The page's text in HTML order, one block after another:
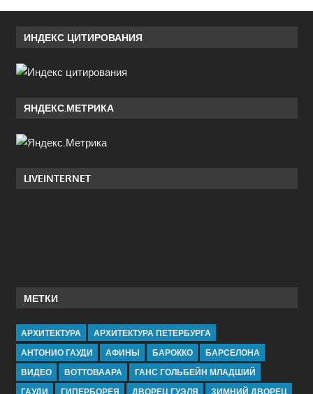
ИНДЕКС ЦИТИРОВАНИЯ
ЯНДЕКС.МЕТРИКА
LIVEINTERNET
МЕТКИ
АРХИТЕКТУРА
АРХИТЕКТУРА ПЕТЕРБУРГА
АНТОНИО ГАУДИ
АФИНЫ БАРОККО
БАРСЕЛОНА
ВИДЕО
ВОТТОВААРА
ГАНС ГОЛЬБЕЙН МЛАДШИЙ
ГАУДИ
ГИПЕРБОРЕЯ ДВОРЕЦ ГУЭЛЯ ЗИМНИЙ ДВОРЕЦ